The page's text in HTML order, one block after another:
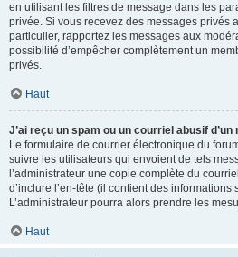
en utilisant les filtres de message dans les
privée. Si vous recevez des messages privés
particulier, rapportez les messages aux
possibilité d’empêcher complètement un
privés.
Haut
J’ai reçu un spam ou un courriel abusif
Le formulaire de courrier électronique du
suivre les utilisateurs qui envoient de tels
l’administrateur une copie complète du
d’inclure l’en-tête (il contient des informations
L’administrateur pourra alors prendre les
Haut